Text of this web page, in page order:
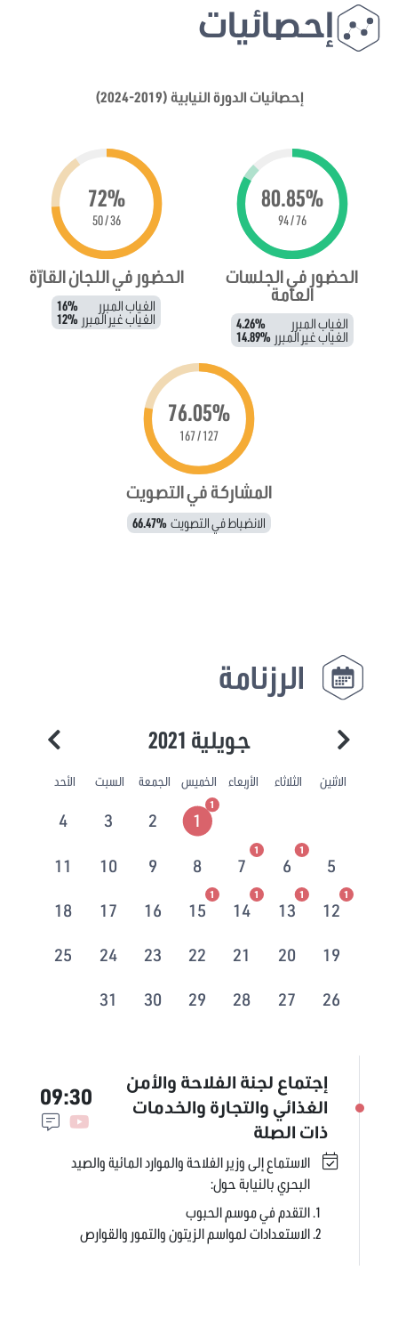
إحصائيات
إحصائيات الدورة النيابية (2019-2024)
80.85%
76 / 94
الحضور في الجلسات
العامة
الغياب المبرر 4.26%
الغياب غير المبرر 14.89%
72%
36 / 50
الحضور في اللجان القارّة
الغياب المبرر 16%
الغياب غير المبرر 12%
76.05%
127 / 167
المشاركة في التصويت
الانضباط في التصويت 66.47%
الرزنامة
جويلية 2021
الاثنين الثلاثاء الأربعاء الخميس الجمعة السبت الأحد
1
1
2
3
4
5
6
1
7
1
8
9
10
11
12
1
13
1
14
1
15
1
16
17
18
19
20
21
22
23
24
25
26
27
28
29
30
31
إجتماع لجنة الفلاحة والأمن
الغذائي والتجارة والخدمات
ذات الصلة
09:30
الاستماع إلى وزير الفلاحة والموارد المائية والصيد
البحري بالنيابة حول:
التقدم في موسم الحبوب
الاستعدادات لمواسم الزيتون والتمور والقوارص